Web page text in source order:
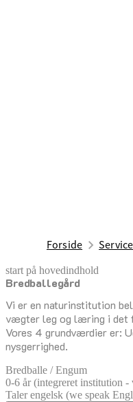
Forside
start på hovedindhold
Bredballegård
Vi er en naturinstitution
vægter leg og læring i det
Vores 4 grundværdier er:
nysgerrighed.
senest opdateret 17. februar
Bredballe / Engum
0-6 år (integreret institution -
Taler engelsk (we speak